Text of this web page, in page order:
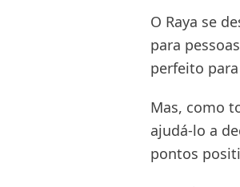
O Raya se
para
perfeito
Mas, como
ajudá-lo a
pontos